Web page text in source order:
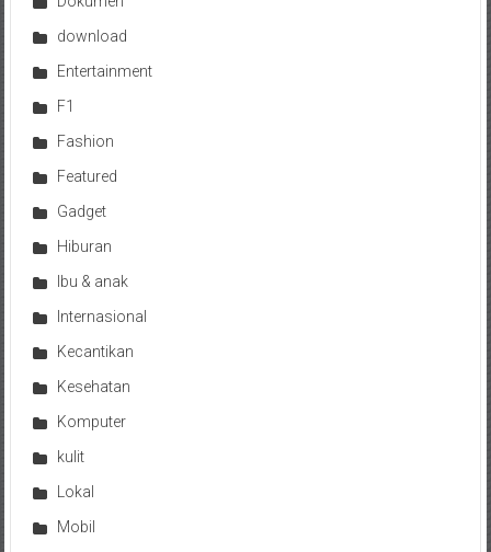
download
Entertainment
F1
Fashion
Featured
Gadget
Hiburan
Ibu & anak
Internasional
Kecantikan
Kesehatan
Komputer
kulit
Lokal
Mobil